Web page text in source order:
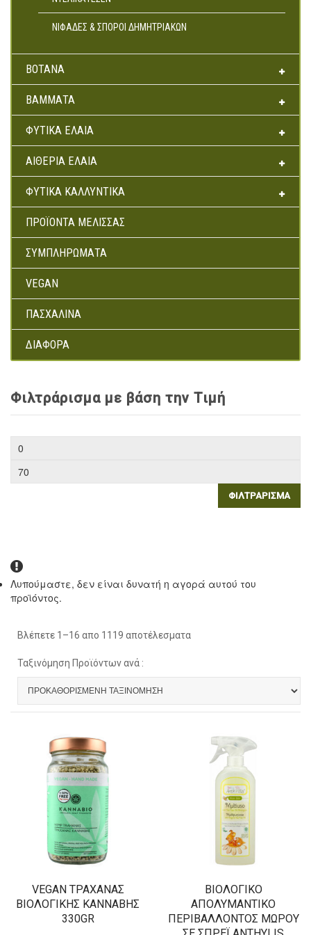
Ντελικατέσεν
ΝΙΦΆΔΕΣ & ΣΠΌΡΟΙ ΔΗΜΗΤΡΙΑΚΏΝ
ΒΌΤΑΝΑ
ΒΆΜΜΑΤΑ
ΦΥΤΙΚΆ ΈΛΑΙΑ
ΑΙΘΈΡΙΑ ΈΛΑΙΑ
ΦΥΤΙΚΆ ΚΑΛΛΥΝΤΙΚΆ
ΠΡΟΪΌΝΤΑ ΜΈΛΙΣΣΑΣ
ΣΥΜΠΛΗΡΏΜΑΤΑ
VEGAN
ΠΑΣΧΑΛΙΝΆ
ΔΙΆΦΟΡΑ
Φιλτράρισμα με βάση την Τιμή
ΦΙΛΤΡΆΡΙΣΜΑ
Λυπούμαστε, δεν είναι δυνατή η αγορά αυτού του
προϊόντος.
Βλέπετε 1–16 απο 1119 αποτέλεσματα
Ταξινόμηση Προϊόντων ανά :
VEGAN ΤΡΑΧΑΝΆΣ
ΒΙΟΛΟΓΙΚΉΣ ΚΆΝΝΑΒΗΣ
330GR
ΒΙΟΛΟΓΙΚΌ
ΑΠΟΛΥΜΑΝΤΙΚΌ
ΠΕΡΙΒΆΛΛΟΝΤΟΣ ΜΩΡΟΎ